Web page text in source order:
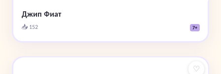
Джип Фиат
📥 152 7+
♡